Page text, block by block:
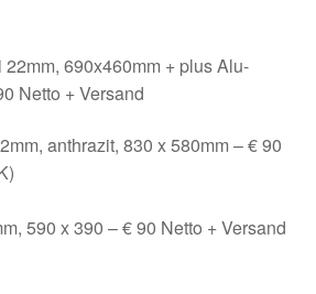
690x460mm + plus Alu-
Netto + Versand
anthrazit, 830 x 580mm – € 90
590 x 390 – € 90 Netto + Versand